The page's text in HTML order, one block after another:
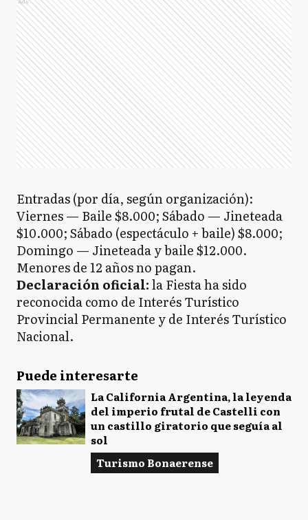
Entradas (por día, según organización):
Viernes — Baile $8.000; Sábado — Jineteada
$10.000; Sábado (espectáculo + baile) $8.000;
Domingo — Jineteada y baile $12.000.
Menores de 12 años no pagan.
Declaración oficial:la Fiesta ha sido
reconocida como de Interés Turístico
Provincial Permanente y de Interés Turístico
Nacional.
Puede interesarte
La California Argentina, la leyenda
del imperio frutal de Castelli con
un castillo giratorio que seguía al
sol
Turismo Bonaerense